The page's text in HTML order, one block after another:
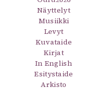
Näyttelyt
Musiikki
Levyt
Kuvataide
Kirjat
In English
Esitystaide
Arkisto